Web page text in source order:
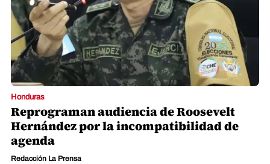
Honduras
Reprograman audiencia de Roosevelt
Hernández por la incompatibilidad de
agenda
Redacción La Prensa